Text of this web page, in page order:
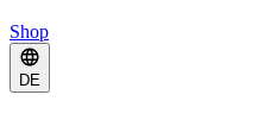
Shop
DE